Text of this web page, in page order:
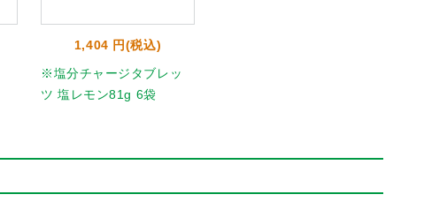
1,404 円(税込)
※塩分チャージタブレッ
ツ 塩レモン81g 6袋